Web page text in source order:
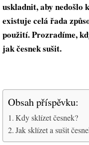
uskladnit, aby nedošlo
existuje celá řada
použití. Prozradíme,
jak česnek sušit.
Obsah příspěvku:
Kdy sklízet česnek?
Jak sklízet a sušit